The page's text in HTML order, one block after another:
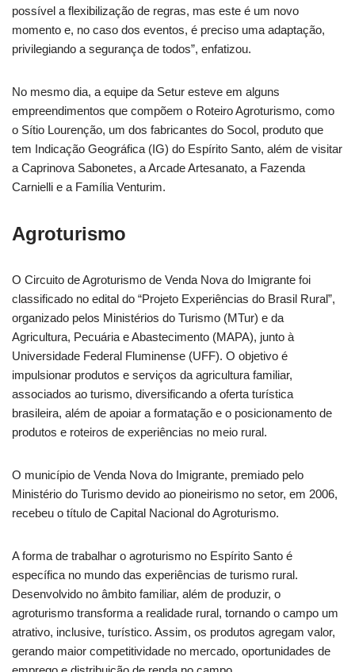
possível a flexibilização de regras, mas este é um novo
momento e, no caso dos eventos, é preciso uma adaptação,
privilegiando a segurança de todos”, enfatizou.
No mesmo dia, a equipe da Setur esteve em alguns
empreendimentos que compõem o Roteiro Agroturismo, como
o Sítio Lourenção, um dos fabricantes do Socol, produto que
tem Indicação Geográfica (IG) do Espírito Santo, além de visitar
a Caprinova Sabonetes, a Arcade Artesanato, a Fazenda
Carnielli e a Família Venturim.
Agroturismo
O Circuito de Agroturismo de Venda Nova do Imigrante foi
classificado no edital do “Projeto Experiências do Brasil Rural”,
organizado pelos Ministérios do Turismo (MTur) e da
Agricultura, Pecuária e Abastecimento (MAPA), junto à
Universidade Federal Fluminense (UFF). O objetivo é
impulsionar produtos e serviços da agricultura familiar,
associados ao turismo, diversificando a oferta turística
brasileira, além de apoiar a formatação e o posicionamento de
produtos e roteiros de experiências no meio rural.
O município de Venda Nova do Imigrante, premiado pelo
Ministério do Turismo devido ao pioneirismo no setor, em 2006,
recebeu o título de Capital Nacional do Agroturismo.
A forma de trabalhar o agroturismo no Espírito Santo é
específica no mundo das experiências de turismo rural.
Desenvolvido no âmbito familiar, além de produzir, o
agroturismo transforma a realidade rural, tornando o campo um
atrativo, inclusive, turístico. Assim, os produtos agregam valor,
gerando maior competitividade no mercado, oportunidades de